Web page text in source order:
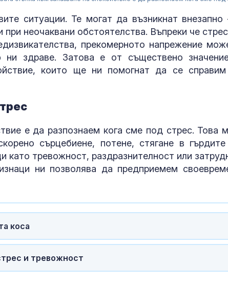
ситуации. Те могат да възникнат внезапно
неочаквани обстоятелства. Въпреки че
прекомерното напрежение
ни здраве. Затова е от съществено
които ще ни помогнат да се
е да разпознаем кога сме под стрес. Това
сърцебиене, потене, стягане в
като тревожност, раздразнителност или
ни позволява да предприемем
коса
и тревожност
волана: Гледа
използва
Румен Радев
Гърция